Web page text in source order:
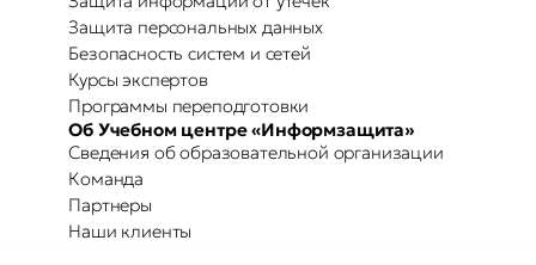
Защита персональных данных
Безопасность систем и сетей
Курсы экспертов
Программы переподготовки
Об Учебном центре «Информзащита»
Сведения об образовательной организации
Команда
Партнеры
Наши клиенты